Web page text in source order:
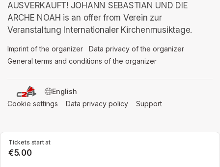
Tickets start at
€5.00
AUSVERKAUFT! JOHANN SEBASTIAN UND DIE
ARCHE NOAH is an offer from Verein zur
Veranstaltung Internationaler Kirchenmusiktage.
Imprint of the organizer (opens in a new tab)
Data privacy of the organizer
General terms and conditions of the organizer
SWITCH LANGUAGE
Cookie settings (opens in a new tab)
Data privacy policy (opens in a new tab)
Support